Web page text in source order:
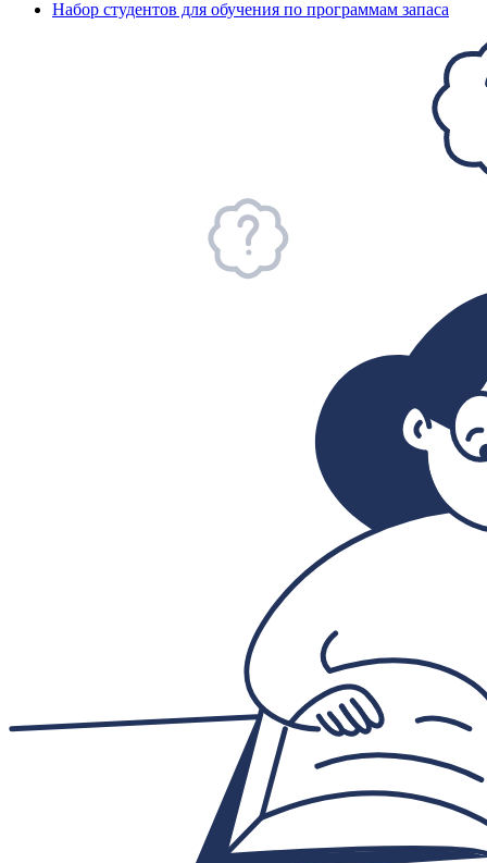
Набор студентов для обучения по программам запаса